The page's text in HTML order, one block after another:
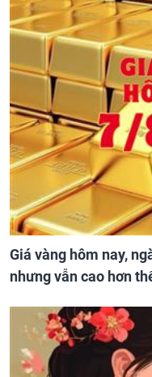
Giá vàng hôm nay,
nhưng vẫn cao hơn